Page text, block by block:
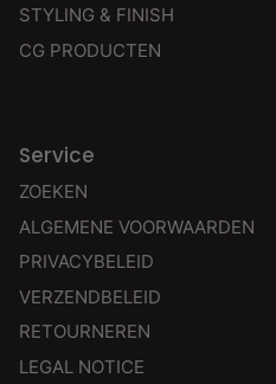
STYLING & FINISH
CG PRODUCTEN
Service
ZOEKEN
ALGEMENE VOORWAARDEN
PRIVACYBELEID
VERZENDBELEID
RETOURNEREN
LEGAL NOTICE